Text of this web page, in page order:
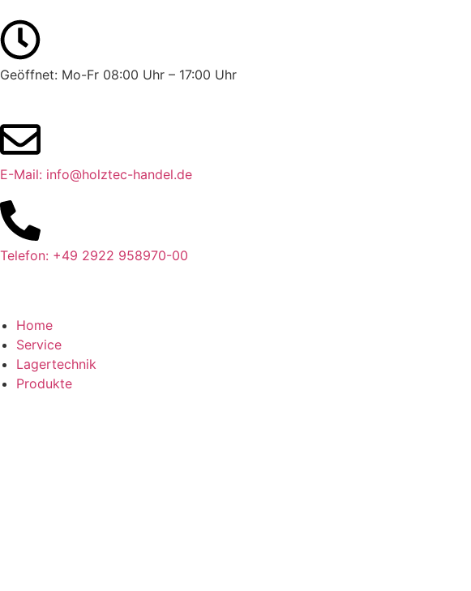
Geöffnet: Mo-Fr 08:00 Uhr – 17:00 Uhr
E-Mail: info@holztec-handel.de
Telefon: +49 2922 958970-00
Home
Service
Lagertechnik
Produkte